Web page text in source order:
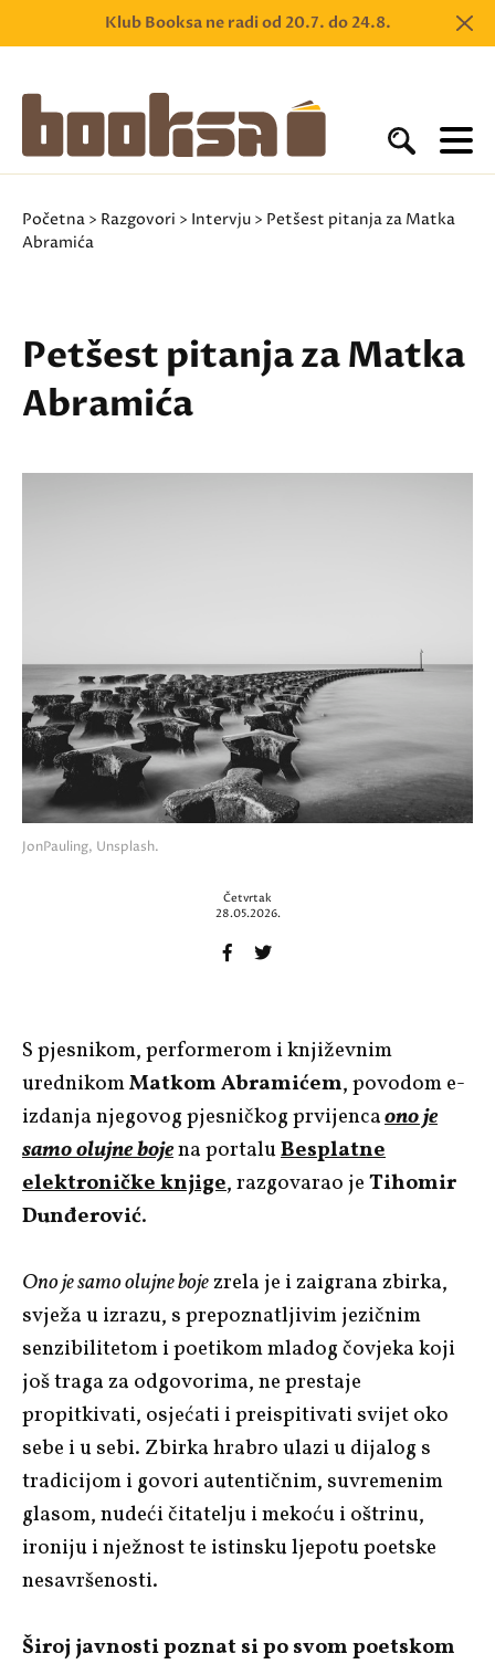
Klub Booksa ne radi od 20.7. do 24.8.
Početna > Razgovori > Intervju > Petšest pitanja za Matka
Abramića
Petšest pitanja za Matka
Abramića
JonPauling, Unsplash.
Četvrtak
28.05.2026.
S pjesnikom, performerom i književnim
urednikomMatkom Abramićem, povodom e-
izdanja njegovog pjesničkog prvijencaono je
samo olujne bojena portaluBesplatne
elektroničke knjige, razgovarao jeTihomir
Dunđerović.
Ono je samo olujne bojezrela je i zaigrana zbirka,
svježa u izrazu, s prepoznatljivim jezičnim
senzibilitetom i poetikom mladog čovjeka koji
još traga za odgovorima, ne prestaje
propitkivati, osjećati i preispitivati svijet oko
sebe i u sebi. Zbirka hrabro ulazi u dijalog s
tradicijom i govori autentičnim, suvremenim
glasom, nudeći čitatelju i mekoću i oštrinu,
ironiju i nježnost te istinsku ljepotu poetske
nesavršenosti.
Široj javnosti poznat si po svom poetskom